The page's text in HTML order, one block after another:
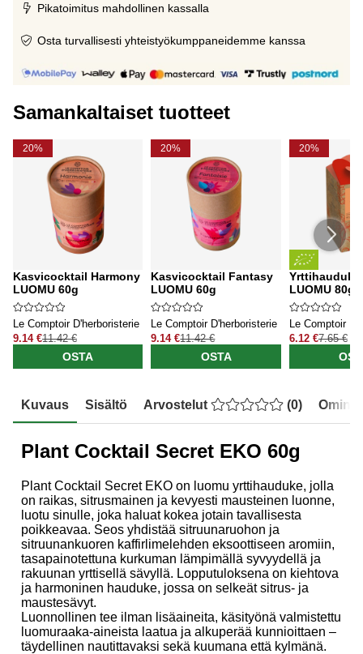
Pikatoimitus mahdollinen kassalla
Osta turvallisesti yhteistyökumppaneidemme kanssa
Samankaltaiset tuotteet
20%
Kasvicocktail Harmony
LUOMU 60g
Le Comptoir D'herboristerie
9.14 €11.42 €
OSTA
20%
Kasvicocktail Fantasy
LUOMU 60g
Le Comptoir D'herboristerie
9.14 €11.42 €
OSTA
20%
Yrttihauduke
LUOMU 80g
Le Comptoir
6.12 €7.65 €
Kuvaus Sisältö Arvostelut (0)
Plant Cocktail Secret EKO 60g
Plant Cocktail Secret EKO on luomu yrttihauduke, jolla
on raikas, sitrusmainen ja kevyesti mausteinen luonne,
luotu sinulle, joka haluat kokea jotain tavallisesta
poikkeavaa. Seos yhdistää sitruunaruohon ja
sitruunankuoren kaffirlimelehden eksoottiseen aromiin,
tasapainotettuna kurkuman lämpimällä syvyydellä ja
rakuunan yrttisellä sävyllä. Lopputuloksena on kiehtova
ja harmoninen hauduke, jossa on selkeät sitrus- ja
maustesävyt.
Luonnollinen tee ilman lisäaineita, käsityönä valmistettu
luomuraaka-aineista laatua ja alkuperää kunnioittaen –
täydellinen nautittavaksi sekä kuumana että kylmänä.